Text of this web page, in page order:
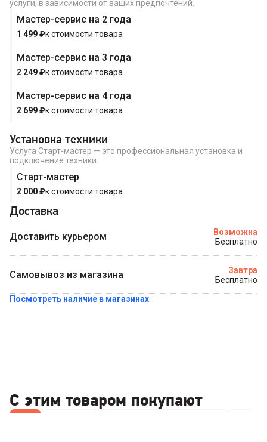
Купить в 1 клик
услуги, в зависимости от ваших предпочтений.
Мастер-сервис на 2 года
1 499₽к стоимости товара
Мастер-сервис на 3 года
2 249₽к стоимости товара
Мастер-сервис на 4 года
2 699₽к стоимости товара
Установка техники
Услуга Старт-мастер — это профессиональная установка и
подключение техники.
Старт-мастер
2 000₽к стоимости товара
Доставка
Доставить курьером
Возможна
Бесплатно
Самовывоз из магазина
Завтра
Бесплатно
Посмотреть наличие в магазинах
С этим товаром покупают